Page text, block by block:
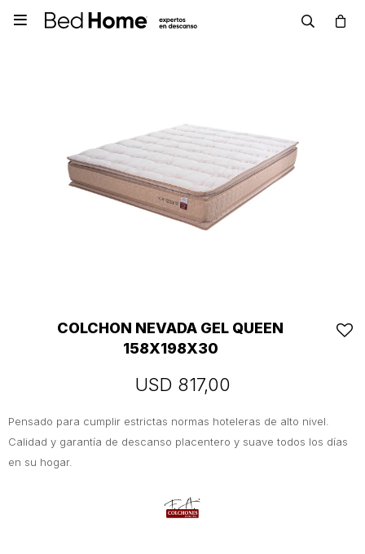

COLCHON NEVADA GEL QUEEN
158X198X30
USD 817,00
Pensado para cumplir estrictas normas hoteleras de alto nivel.
Calidad y garantía de descanso placentero y suave todos los días
en su hogar.